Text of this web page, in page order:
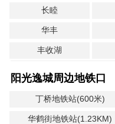
长睦
华丰
丰收湖
阳光逸城周边地铁口
丁桥地铁站(600米)
华鹤街地铁站(1.23KM)